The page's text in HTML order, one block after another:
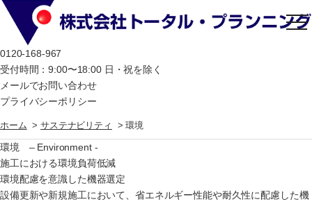
0120-168-967
受付時間：9:00〜18:00日・祝を除く
メールでお問い合わせ
プライバシーポリシー
ホーム >サステナビリティ >環境
環境 – Environment -
施工における環境負荷低減
環境配慮を意識した機器選定
設備更新や新規施工において、省エネルギー性能や耐久性に配慮した機